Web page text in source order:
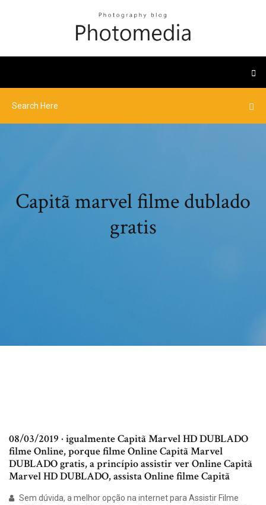
Capitã marvel filme dublado
gratis
08/03/2019 · igualmente Capitã Marvel HD DUBLADO
filme Online, porque filme Online Capitã Marvel
DUBLADO gratis, a princípio assistir ver Online Capitã
Marvel HD DUBLADO, assista Online filme Capitã
Sem dúvida, a melhor opção na internet para Assistir Filme